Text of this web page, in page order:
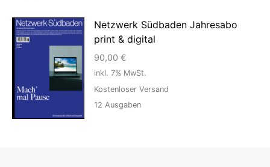
Netzwerk Südbaden Jahresabo
print & digital
90,00 €
inkl. 7% MwSt.
Kostenloser Versand
12 Ausgaben